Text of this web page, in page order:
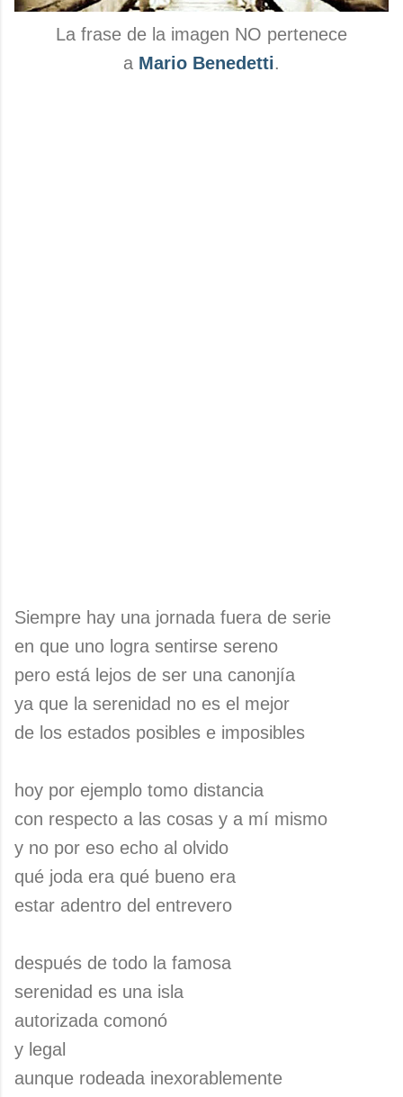
La frase de la imagen NO pertenece
a Mario Benedetti.
Siempre hay una jornada fuera de serie
en que uno logra sentirse sereno
pero está lejos de ser una canonjía
ya que la serenidad no es el mejor
de los estados posibles e imposibles
hoy por ejemplo tomo distancia
con respecto a las cosas y a mí mismo
y no por eso echo al olvido
qué joda era qué bueno era
estar adentro del entrevero
después de todo la famosa
serenidad es una isla
autorizada comonó
y legal
aunque rodeada inexorablemente